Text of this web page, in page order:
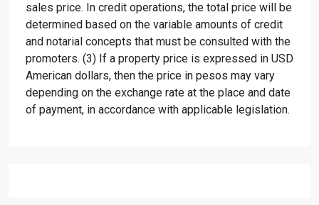
sales price. In credit operations, the total price will be
determined based on the variable amounts of credit
and notarial concepts that must be consulted with the
promoters. (3) If a property price is expressed in USD
American dollars, then the price in pesos may vary
depending on the exchange rate at the place and date
of payment, in accordance with applicable legislation.